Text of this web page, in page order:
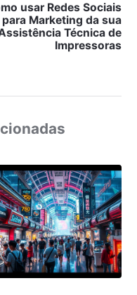
usar Redes Sociais
para Marketing da sua
Técnica de
Impressoras